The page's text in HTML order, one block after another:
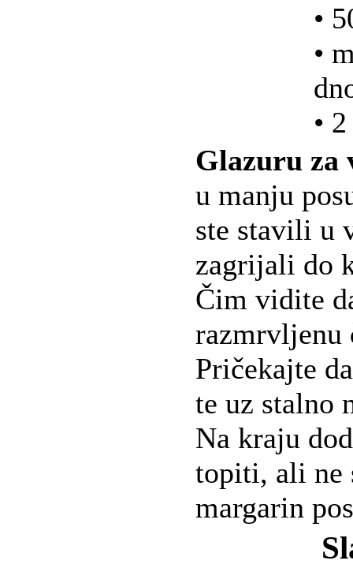
•
•
•
Glazuru
u manju
ste stavili u
zagrijali do
Čim vidite
razmrvljenu
Pričekajte
te uz stalno
Na kraju
topiti, ali ne
margarin